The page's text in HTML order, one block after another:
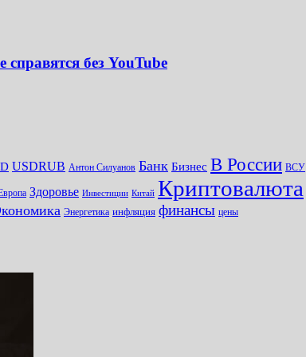
справятся без YouTube
USDRUB Антон Силуанов Банк Бизнес В России ВСУ
Здоровье Инвестиции Китай Криптовалюта
Энергетика инфляция финансы цены